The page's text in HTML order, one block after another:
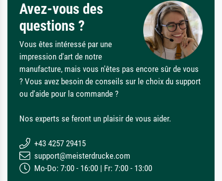
Avez-vous des
questions ?
Vous êtes intéressé par une
impression d'art de notre
manufacture, mais vous n'êtes pas encore sûr de vous
? Vous avez besoin de conseils sur le choix du support
ou d'aide pour la commande ?
Nos experts se feront un plaisir de vous aider.
+43 4257 29415
support@meisterdrucke.com
Mo-Do: 7:00 - 16:00 | Fr: 7:00 - 13:00